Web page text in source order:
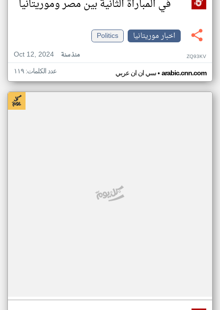
في المباراة الثانية بين مصر وموريتانيا
اخبار موريتانيا
Politics
Oct 12, 2024
منذ سنة ZQ93KV
سي ان ان عربي• arabic.cnn.com عدد الكلمات: ١١٩